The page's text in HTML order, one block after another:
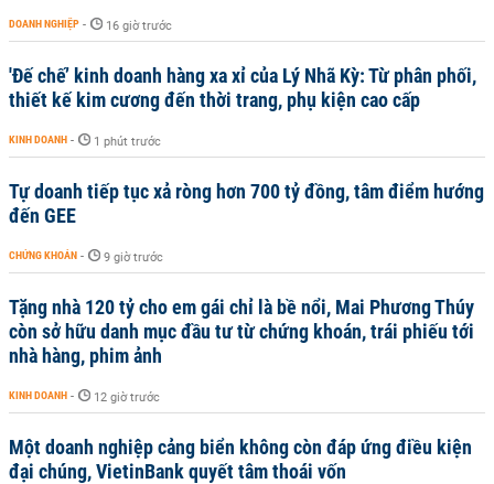
DOANH NGHIỆP - 16 giờ trước
'Đế chế’ kinh doanh hàng xa xỉ của Lý Nhã Kỳ: Từ phân phối,
thiết kế kim cương đến thời trang, phụ kiện cao cấp
KINH DOANH - 1 phút trước
Tự doanh tiếp tục xả ròng hơn 700 tỷ đồng, tâm điểm hướng
đến GEE
CHỨNG KHOÁN - 9 giờ trước
Tặng nhà 120 tỷ cho em gái chỉ là bề nổi, Mai Phương Thúy
còn sở hữu danh mục đầu tư từ chứng khoán, trái phiếu tới
nhà hàng, phim ảnh
KINH DOANH - 12 giờ trước
Một doanh nghiệp cảng biển không còn đáp ứng điều kiện
đại chúng, VietinBank quyết tâm thoái vốn